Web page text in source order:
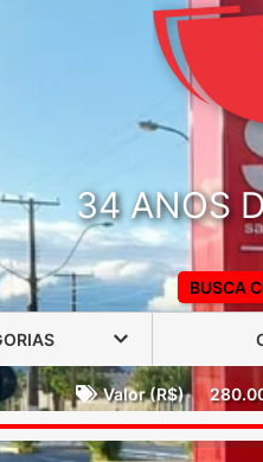
34 ANOS
BUSCA
Valor (R$)